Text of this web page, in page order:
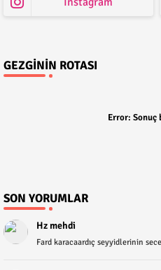
GEZGININ ROTASI
Error: Sonuç
SON YORUMLAR
Hz mehdi
Fard karacaardıç seyyidlerinin